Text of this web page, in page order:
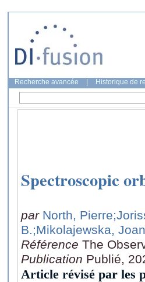
Recherche avancée Historique de
Spectroscopic
par North, Pierre
B.;Mikolajewska,
Référence The
Publication Publié,
Article révisé par les